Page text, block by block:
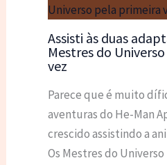
Assisti às duas
Mestres do
vez
Parece que é muito
aventuras do He-Man
crescido assistindo a
Os Mestres do